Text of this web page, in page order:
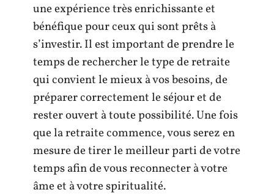
une expérience très enrichissante et
bénéfique pour ceux qui sont prêts à
s’investir. Il est important de prendre le
temps de rechercher le type de retraite
qui convient le mieux à vos besoins, de
préparer correctement le séjour et de
rester ouvert à toute possibilité. Une fois
que la retraite commence, vous serez en
mesure de tirer le meilleur parti de votre
temps afin de vous reconnecter à votre
âme et à votre spiritualité.